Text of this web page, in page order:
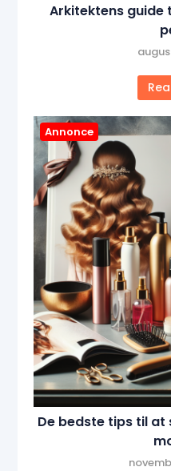
Arkitektens guide
Annonce
De bedste tips til